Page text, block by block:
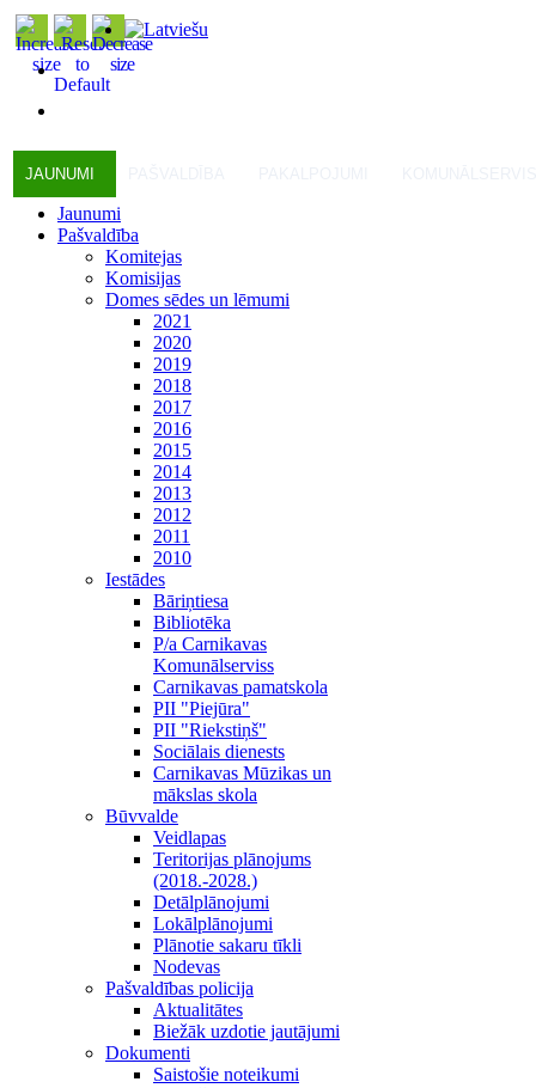
JAUNUMI
Jaunumi
Pašvaldība
Komitejas
Komisijas
Domes sēdes un lēmumi
2021
2020
2019
2018
2017
2016
2015
2014
2013
2012
2011
2010
Iestādes
Bāriņtiesa
Bibliotēka
P/a Carnikavas
Komunālserviss
Carnikavas pamatskola
PII "Piejūra"
PII "Riekstiņš"
Sociālais dienests
Carnikavas Mūzikas un
mākslas skola
Būvvalde
Veidlapas
Teritorijas plānojums
(2018.-2028.)
Detālplānojumi
Lokālplānojumi
Plānotie sakaru tīkli
Nodevas
Pašvaldības policija
Aktualitātes
Biežāk uzdotie jautājumi
Dokumenti
Saistošie noteikumi